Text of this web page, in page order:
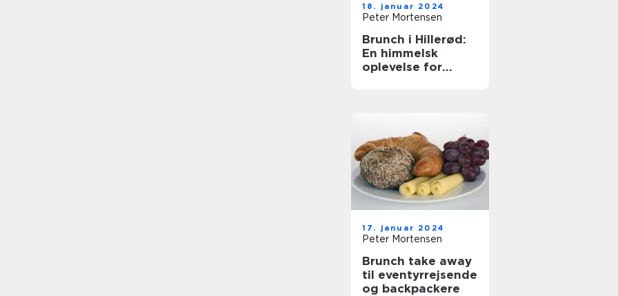
18. januar 2024
Peter Mortensen
Brunch i Hillerød:
En himmelsk
oplevelse for
17. januar 2024
Peter Mortensen
Brunch take away
til eventyrrejsende
og backpackere